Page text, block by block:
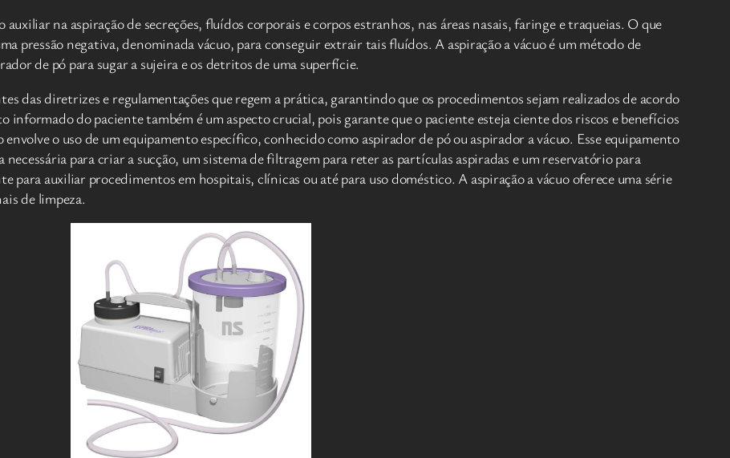
na aspiração de secreções, fluídos corporais e corpos estranhos, nas áreas nasais, faringe e traqueias. O que
pressão negativa, denominada vácuo, para conseguir extrair tais fluídos. A aspiração a vácuo é um método de
de pó para sugar a sujeira e os detritos de uma superfície.
das diretrizes e regulamentações que regem a prática, garantindo que os procedimentos sejam realizados de acordo
informado do paciente também é um aspecto crucial, pois garante que o paciente esteja ciente dos riscos e benefícios
envolve o uso de um equipamento específico, conhecido como aspirador de pó ou aspirador a vácuo. Esse equipamento
para criar a sucção, um sistema de filtragem para reter as partículas aspiradas e um reservatório para
para auxiliar procedimentos em hospitais, clínicas ou até para uso doméstico. A aspiração a vácuo oferece uma série
de limpeza.